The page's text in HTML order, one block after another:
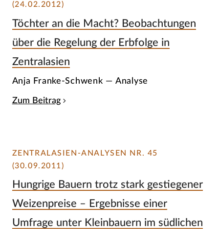
(24.02.2012)
Töchter an die Macht? Beobachtungen
über die Regelung der Erbfolge in
Zentralasien
Anja Franke-Schwenk — Analyse
Zum Beitrag
ZENTRALASIEN-ANALYSEN NR. 45
(30.09.2011)
Hungrige Bauern trotz stark gestiegener
Weizenpreise – Ergebnisse einer
Umfrage unter Kleinbauern im südlichen